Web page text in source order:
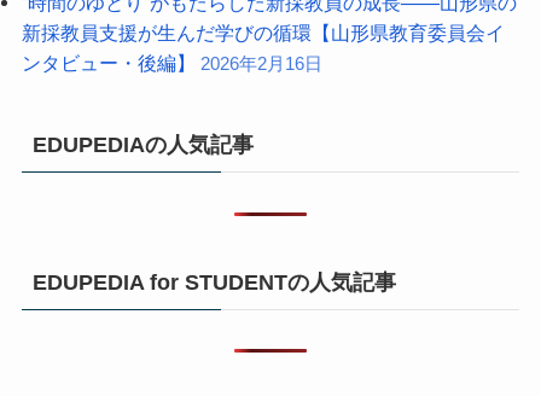
新採教員支援が生んだ学びの循環【山形県教育委員会イ
ンタビュー・後編】
2026年2月16日
EDUPEDIAの人気記事
EDUPEDIA for STUDENTの人気記事